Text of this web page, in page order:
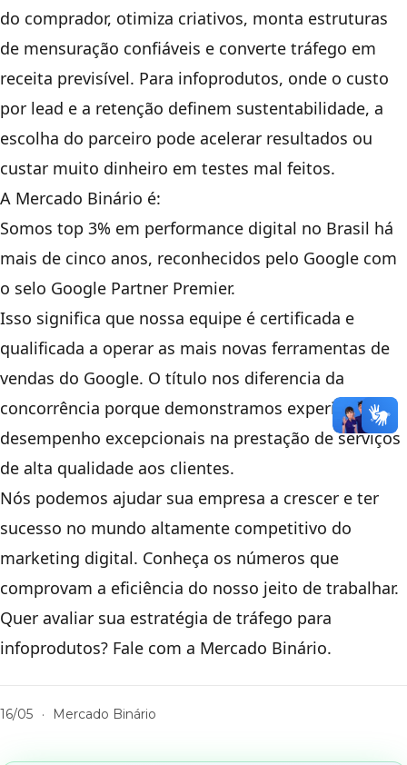
do comprador, otimiza criativos, monta estruturas
de mensuração confiáveis e converte tráfego em
receita previsível. Para infoprodutos, onde o custo
por lead e a retenção definem sustentabilidade, a
escolha do parceiro pode acelerar resultados ou
custar muito dinheiro em testes mal feitos.
A Mercado Binário é:
Somos top 3% em performance digital no Brasil há
mais de cinco anos, reconhecidos pelo Google com
o selo Google Partner Premier.
Isso significa que nossa equipe é certificada e
qualificada a operar as mais novas ferramentas de
vendas do Google. O título nos diferencia da
concorrência porque demonstramos experiência e
desempenho excepcionais na prestação de serviços
de alta qualidade aos clientes.
Nós podemos ajudar sua empresa a crescer e ter
sucesso no mundo altamente competitivo do
marketing digital. Conheça os números que
comprovam a eficiência do nosso jeito de trabalhar.
Quer avaliar sua estratégia de tráfego para
infoprodutos? Fale com a Mercado Binário.
16/05 · Mercado Binário